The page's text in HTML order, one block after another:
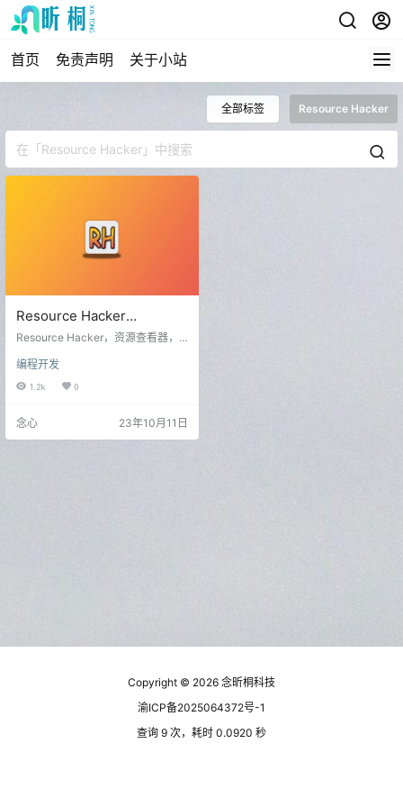
首页 免责声明 关于小站
全部标签 Resource Hacker
Resource Hacker
v5.2.5.409 Stable 强大的资
Resource Hacker，资源查看器，
源编辑工具和反编译器、可执行程
序资源替换修改工具。Resource H
是反编译器 – 可用于查看和编辑可
执行文件(.exe; *.dll; *.scr; )等文件类
编程开发
1.2k 0
念心 23年10月11日
Copyright © 2026 念昕桐科技
渝ICP备2025064372号-1
查询 9 次，耗时 0.0920 秒